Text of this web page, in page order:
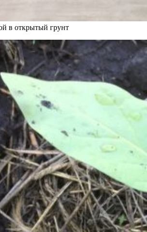
в открытый грунт